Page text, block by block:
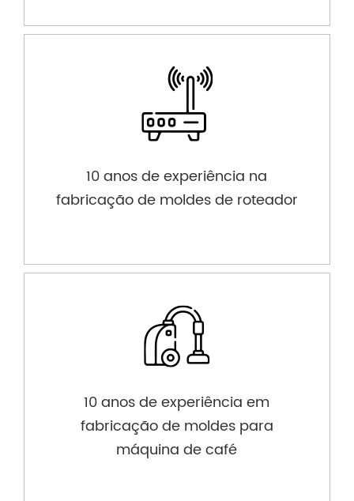
10 anos de experiência na
fabricação de moldes de roteador
10 anos de experiência em
fabricação de moldes para
máquina de café